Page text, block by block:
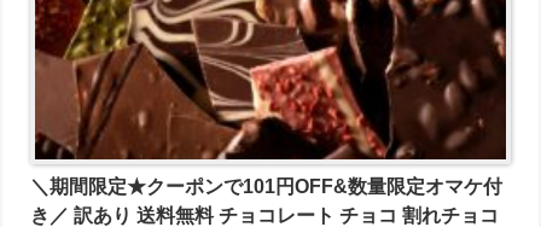
＼期間限定★クーポンで101円OFF&数量限定オマケ付
き／ 訳あり 送料無料 チョコレート チョコ 割れチョコ